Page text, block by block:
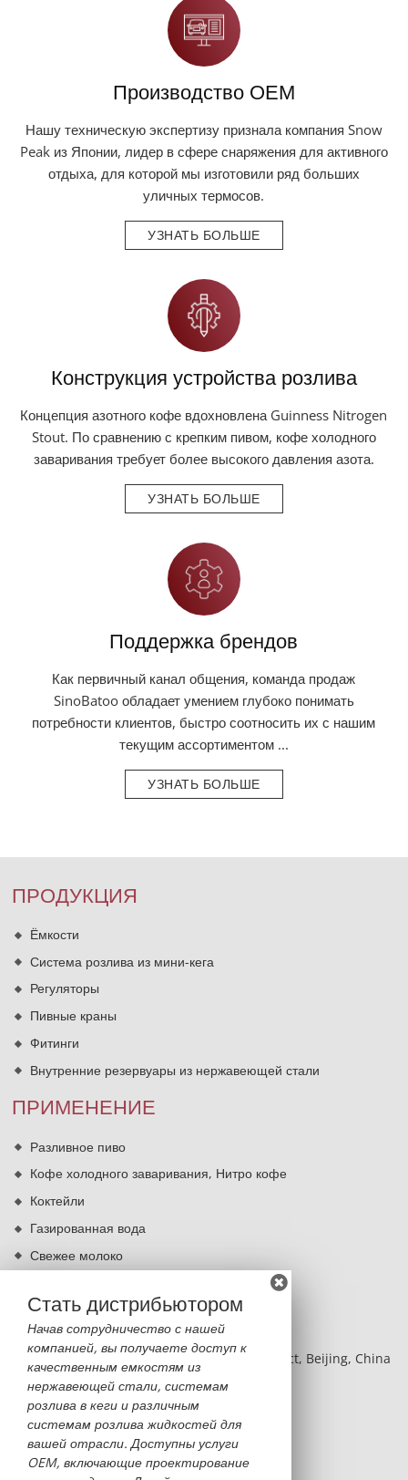
Производство OEM
Нашу техническую экспертизу признала компания Snow
Peak из Японии, лидер в сфере снаряжения для активного
отдыха, для которой мы изготовили ряд больших
уличных термосов.
УЗНАТЬ БОЛЬШЕ
Конструкция устройства розлива
Концепция азотного кофе вдохновлена Guinness Nitrogen
Stout. По сравнению с крепким пивом, кофе холодного
заваривания требует более высокого давления азота.
УЗНАТЬ БОЛЬШЕ
Поддержка брендов
Как первичный канал общения, команда продаж
SinoBatoo обладает умением глубоко понимать
потребности клиентов, быстро соотносить их с нашим
текущим ассортиментом ...
УЗНАТЬ БОЛЬШЕ
Стать дистрибьютором
Начав сотрудничество с нашей
компанией, вы получаете доступ к
качественным емкостям из
нержавеющей стали, системам
розлива в кеги и различным
системам розлива жидкостей для
вашей отрасли. Доступны услуги
OEM, включающие проектирование
ПРОДУКЦИЯ
Ёмкости
Система розлива из мини-кега
Регуляторы
Пивные краны
Фитинги
Внутренние резервуары из нержавеющей стали
ПРИМЕНЕНИЕ
Разливное пиво
Кофе холодного заваривания, Нитро кофе
Коктейли
Газированная вода
Свежее молоко
КОНТАКТЫ
BLDG 2, NO.8 Hangfeng RD, Fengtai District, Beijing, China
Monica Sun
monica@sinobatoo.com
+86-13522369053
+86-10-63711730